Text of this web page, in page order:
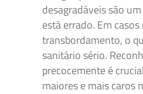
desagradáveis são
está errado. Em
transbordamento, o
sanitário sério.
precocemente é
maiores e mais caros